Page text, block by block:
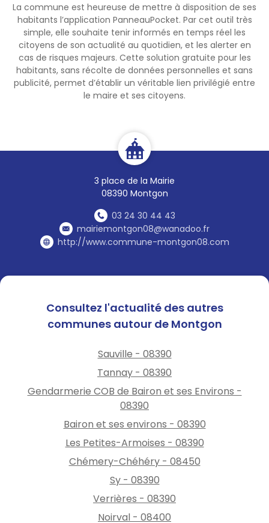
La commune est heureuse de mettre à disposition de ses
habitants l’application PanneauPocket. Par cet outil très
simple, elle souhaite tenir informés en temps réel les
citoyens de son actualité au quotidien, et les alerter en
cas de risques majeurs. Cette solution gratuite pour les
habitants, sans récolte de données personnelles et sans
publicité, permet d’établir un véritable lien privilégié entre
le maire et ses citoyens.
3 place de la Mairie
08390 Montgon
03 24 30 44 43
mairiemontgon08@wanadoo.fr
http://www.commune-montgon08.com
Consultez l'actualité des autres
communes autour de Montgon
Sauville - 08390
Tannay - 08390
Gendarmerie COB de Bairon et ses Environs -
08390
Bairon et ses environs - 08390
Les Petites-Armoises - 08390
Chémery-Chéhéry - 08450
Sy - 08390
Verrières - 08390
Noirval - 08400